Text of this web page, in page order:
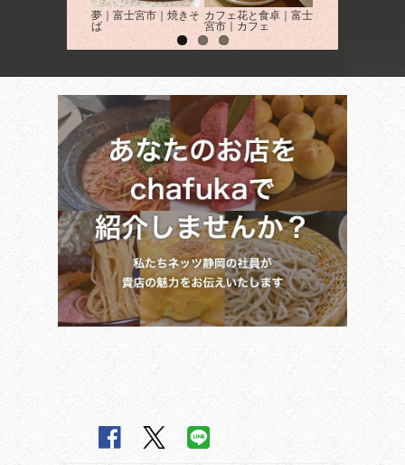
夢｜富士宮市｜焼きそ
ば
カフェ花と食卓｜富士
宮市｜カフェ
市｜イタリアン